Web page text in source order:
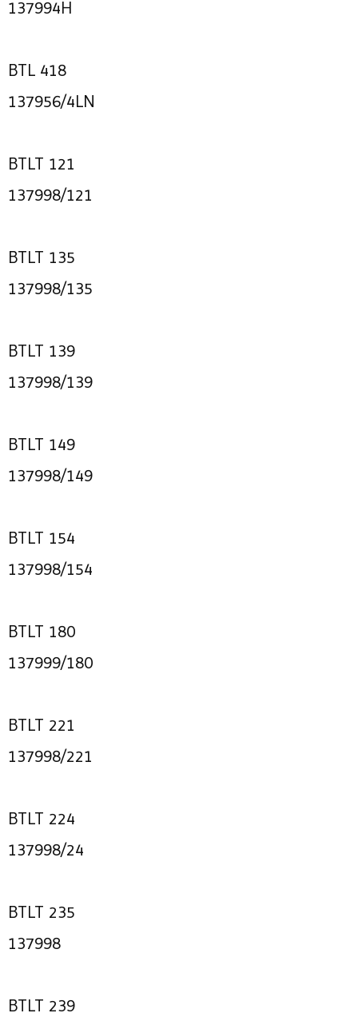
137994H
BTL 418
137956/4LN
BTLT 121
137998/121
BTLT 135
137998/135
BTLT 139
137998/139
BTLT 149
137998/149
BTLT 154
137998/154
BTLT 180
137999/180
BTLT 221
137998/221
BTLT 224
137998/24
BTLT 235
137998
BTLT 239